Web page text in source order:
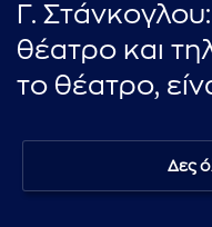
Γ.
θέατρο και
το θέατρο,
Δες